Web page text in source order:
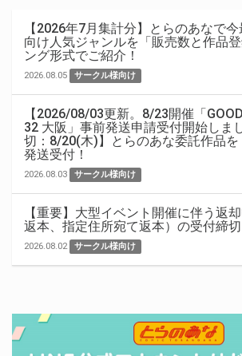
【2026年7月集計分】とらのあなで
向け人気ジャンルを「販売数と作品
ング形式でご紹介！
2026.08.05 サークル様向け
【2026/08/03更新。8/23開催「
32 大阪」事前発送申請受付開始しま
切：8/20(木)】とらのあな委託作品
発送受付！
2026.08.03 サークル様向け
【重要】大型イベント開催に伴う返
返本、指定住所宛て返本）の受付締
2026.08.02 サークル様向け